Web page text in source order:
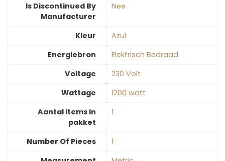
Is Discontinued By
Manufacturer
‎Nee
Kleur
‎Azul
Energiebron
‎Elektrisch Bedraad
Voltage
‎230 Volt
Wattage
‎1200 watt
Aantal items in
pakket
‎1
Number Of Pieces
‎1